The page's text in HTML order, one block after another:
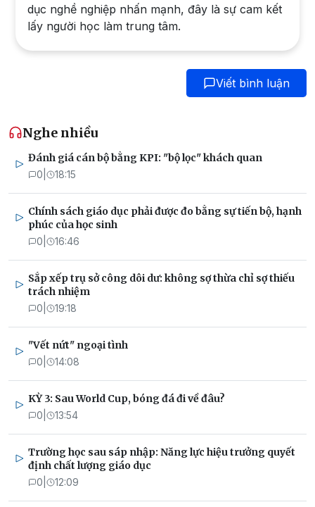
dục nghề nghiệp nhấn mạnh, đây là sự cam kết
lấy người học làm trung tâm.
Viết bình luận
Nghe nhiều
Đánh giá cán bộ bằng KPI: "bộ lọc" khách quan
0 18:15
Chính sách giáo dục phải được đo bằng sự tiến bộ, hạnh
phúc của học sinh
0 16:46
Sắp xếp trụ sở công dôi dư: không sợ thừa chỉ sợ thiếu
trách nhiệm
0 19:18
"Vết nứt" ngoại tình
0 14:08
KỲ 3: Sau World Cup, bóng đá đi về đâu?
0 13:54
Trường học sau sáp nhập: Năng lực hiệu trưởng quyết
định chất lượng giáo dục
0 12:09